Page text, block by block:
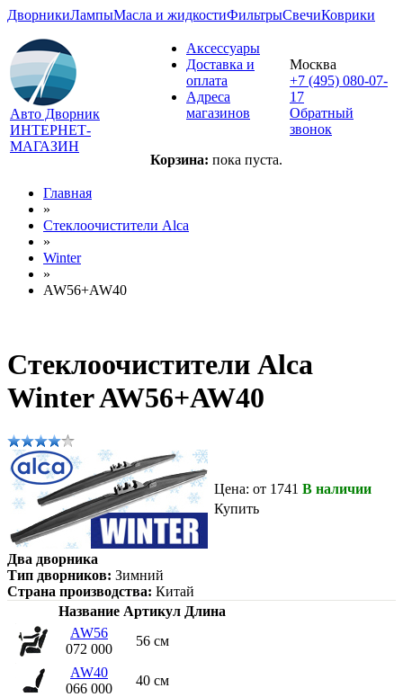
ДворникиЛампыМасла и жидкостиФильтрыСвечиКоврики
Авто Дворник
ИНТЕРНЕТ-
МАГАЗИН
Аксессуары
Доставка и
оплата
Адреса
магазинов
Корзина: пока пуста.
Москва
+7 (495) 080-07-
17
Обратный
звонок
Главная
»
Стеклоочистители Alca
»
Winter
»
AW56+AW40
Стеклоочистители Alca
Winter AW56+AW40
Цена: от 1741 В наличии
Купить
Два дворника
Тип дворников: Зимний
Страна производства: Китай
Название Артикул Длина
AW56
072 000
56 см
AW40
066 000
40 см